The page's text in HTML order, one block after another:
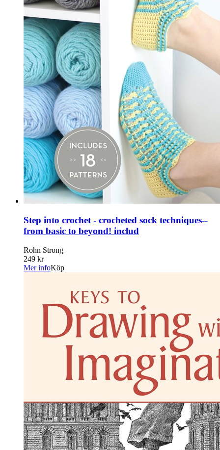
Step into crochet - crocheted sock techniques--
from basic to beyond! includ
Rohn Strong
249 kr
Mer infoKöp